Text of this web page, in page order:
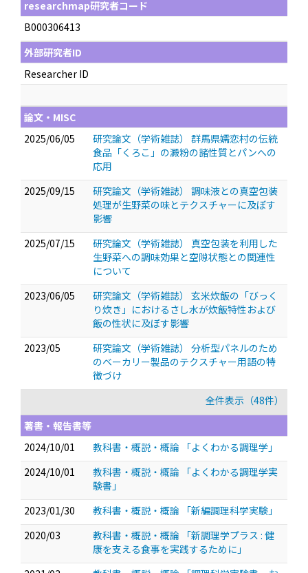
researchmap研究者コード
B000306413
外部研究者ID
Researcher ID
論文・MISC
2025/06/05
研究論文（学術雑誌） 群馬県嬬恋村の伝統
食品「くろこ」の澱粉の諸性質とパンへの
応用
2025/09/15
研究論文（学術雑誌） 調味液との真空包装
処理が生野菜の味とテクスチャーに及ぼす
影響
2025/07/15
研究論文（学術雑誌） 真空包装を利用した
生野菜への調味効果と空隙状態との関連性
について
2023/06/05
研究論文（学術雑誌） 玄米炊飯の「びっく
り炊き」におけるさし水が炊飯特性および
飯の性状に及ぼす影響
2023/05
研究論文（学術雑誌） 分析型パネルのため
のベーカリー製品のテクスチャー用語の特
徴づけ
全件表示（48件）
著書・報告書等
2024/10/01
教科書・概説・概論 「よくわかる調理学」
2024/10/01
教科書・概説・概論 「よくわかる調理学実
験書」
2023/01/30
教科書・概説・概論 「新編調理科学実験」
2020/03
教科書・概説・概論 「新調理学プラス : 健
康を支える食事を実践するために」